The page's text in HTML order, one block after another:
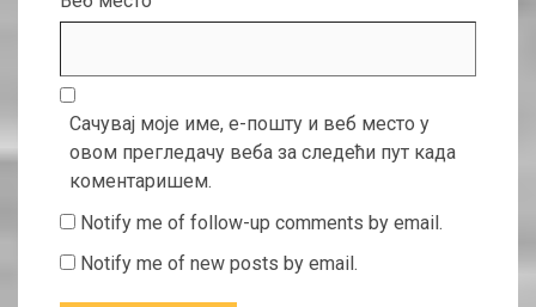
Сачувај моје име, е-пошту и веб место у
овом прегледачу веба за следећи пут када
коментаришем.
Notify me of follow-up comments by email.
Notify me of new posts by email.